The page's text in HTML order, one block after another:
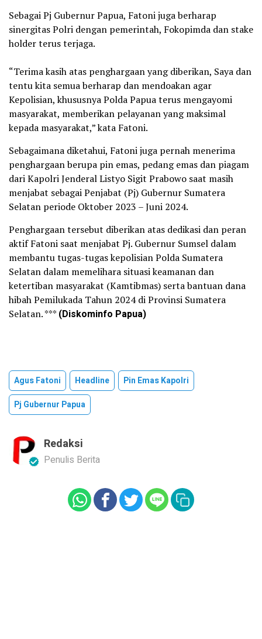
Sebagai Pj Gubernur Papua, Fatoni juga berharap
sinergitas Polri dengan pemerintah, Fokopimda dan stake
holder terus terjaga.
“Terima kasih atas penghargaan yang diberikan, Saya dan
tentu kita semua berharap dan mendoakan agar
Kepolisian, khususnya Polda Papua terus mengayomi
masyarakat, memberikan pelayanan yang maksimal
kepada masyarakat,” kata Fatoni.
Sebagaimana diketahui, Fatoni juga pernah menerima
penghargaan berupa pin emas, pedang emas dan piagam
dari Kapolri Jenderal Listyo Sigit Prabowo saat masih
menjabat sebagai Penjabat (Pj) Gubernur Sumatera
Selatan periode Oktober 2023 – Juni 2024.
Penghargaan tersebut diberikan atas dedikasi dan peran
aktif Fatoni saat menjabat Pj. Gubernur Sumsel dalam
membantu tugas-tugas kepolisian Polda Sumatera
Selatan dalam memelihara situasi keamanan dan
ketertiban masyarakat (Kamtibmas) serta bantuan dana
hibah Pemilukada Tahun 2024 di Provinsi Sumatera
Selatan. *** (Diskominfo Papua)
Agus Fatoni Headline
Pin Emas Kapolri
Pj Gubernur Papua
Redaksi
Penulis Berita